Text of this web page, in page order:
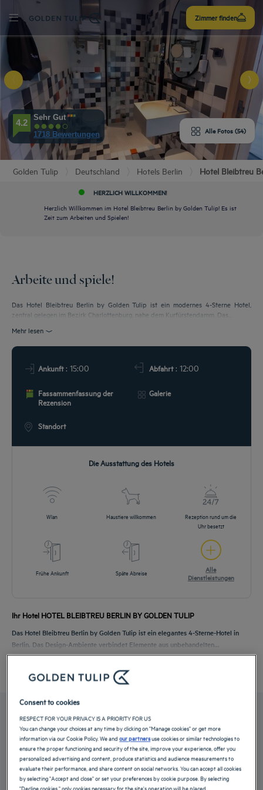
Zimmer finden
Anmelden
HOTEL
Alle Fotos (54)
4.2
Sehr Gut
1718 Bewertungen
Golden Tulip Deutschland Hotels Berlin Hotel Bleibtreu
HERZLICH WILLKOMMEN!
Herzlich Willkommen im Hotel Bleibtreu Berlin by Golden Tulip! Es ist
Zeit zum Arbeiten und Spielen!
Arbeite und spiele!
Das Hotel Bleibtreu Berlin by Golden Tulip ist ein modernes 4-Sterne Hotel,
zentral gelegen im Bezirk Charlottenburg, nahe dem Kurfürstendamm. Das...
Mehr lesen
Ankunft: 15:00 Abfahrt: 12:00
Fassammenfassung der
Rezension
Galerie
Standort
Die Ausstattung des Hotels
Wlan Haustiere willkommen
Rezeption rund um die
Uhr besetzt
Frühe Ankunft Späte Abreise
Alle
Dienstleistungen
Ihr Hotel HOTEL BLEIBTREU BERLIN BY GOLDEN TULIP
Das Hotel Bleibtreu Berlin by Golden Tulip ist ein elegantes 4-Sterne-Hotel in
Berlin. Das Design-Ambiente verbindet Elemente aus unbehandelten...
UNSERE ZIMMER
Wählen Sie im Hotel Bleibtreu Berlin by Golden Tulip aus insgesamt 60 Zimmern
zwischen unseren ruhig...
Mehr lesen
Consent to cookies
RESPECT FOR YOUR PRIVACY IS A PRIORITY FOR US
You can change your choices at any time by clicking on "Manage cookies" or get more
information via our Cookie Policy. We andour partnersuse cookies or similar technologies to
ensure the proper functioning and security of the site, improve your experience, offer you
personalized advertising and content, produce statistics and audience measurements to
evaluate their performance, and share content on social networks. You can accept all cookies
by selecting "Accept and close" or set your preferences by cookie purpose. By selecting
"Decline cookies," only cookies necessary for the site's operation will be placed.